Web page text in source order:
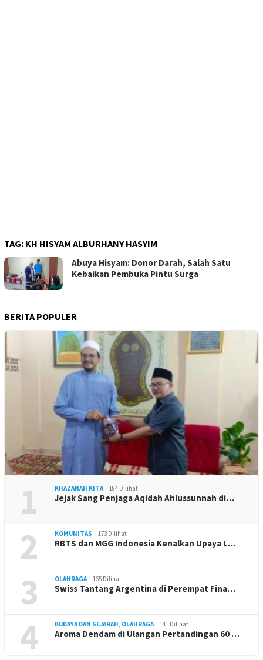
TAG: KH HISYAM ALBURHANY HASYIM
Abuya Hisyam: Donor Darah, Salah Satu
Kebaikan Pembuka Pintu Surga
BERITA POPULER
1 KHAZANAH KITA 184 Dilihat
Jejak Sang Penjaga Aqidah Ahlussunnah di…
2 KOMUNITAS 173 Dilihat
RBTS dan MGG Indonesia Kenalkan Upaya L…
3 OLAHRAGA 165 Dilihat
Swiss Tantang Argentina di Perempat Fina…
4 BUDAYA DAN SEJARAH, OLAHRAGA 141 Dilihat
Aroma Dendam di Ulangan Pertandingan 60 …